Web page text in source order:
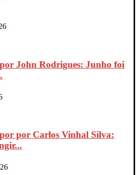
John Rodrigues: Junho foi
por Carlos Vinhal Silva: